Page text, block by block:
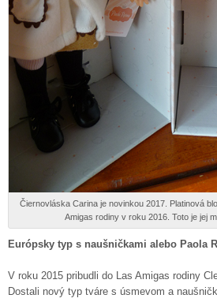
Čiernovláska Carina je novinkou 2017. Platinová
Amigas rodiny v roku 2016. Toto je jej
Európsky typ s naušničkami alebo Paola
V roku 2015 pribudli do Las Amigas rodiny
Dostali nový typ tváre s úsmevom a